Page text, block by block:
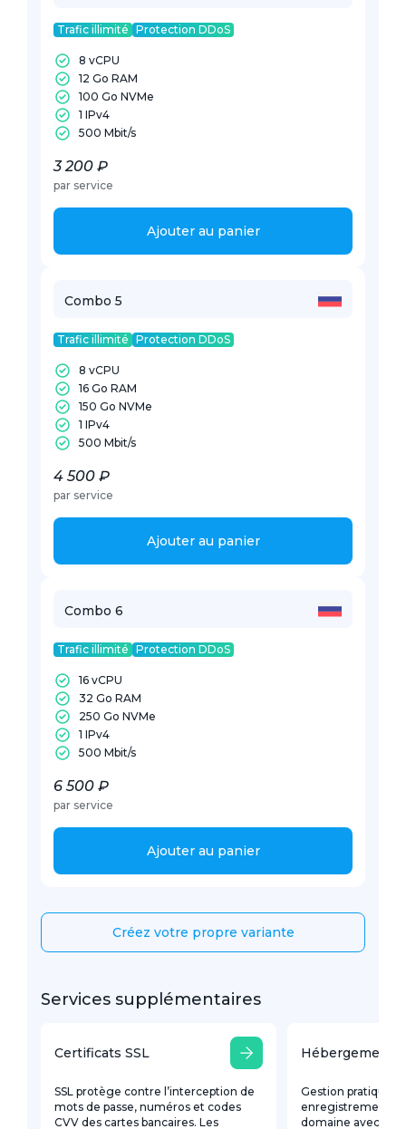
Trafic illimité Protection DDoS
8 vCPU
12 Go RAM
100 Go NVMe
1 IPv4
500 Mbit/s
3 200 ₽
par service
Ajouter au panier
Combo 5
Trafic illimité Protection DDoS
8 vCPU
16 Go RAM
150 Go NVMe
1 IPv4
500 Mbit/s
4 500 ₽
par service
Ajouter au panier
Combo 6
Trafic illimité Protection DDoS
16 vCPU
32 Go RAM
250 Go NVMe
1 IPv4
500 Mbit/s
6 500 ₽
par service
Ajouter au panier
Créez votre propre variante
Services supplémentaires
Certificats SSL
SSL protège contre l’interception de
mots de passe, numéros et codes
CVV des cartes bancaires. Les
Hébergement
Gestion pratique
enregistrements
domaine avec